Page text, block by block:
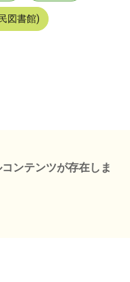
図書館)
ンテンツが存在しま